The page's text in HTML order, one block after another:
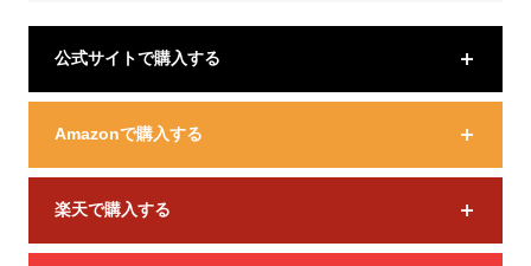
公式サイトで購入する
Amazonで購入する
楽天で購入する